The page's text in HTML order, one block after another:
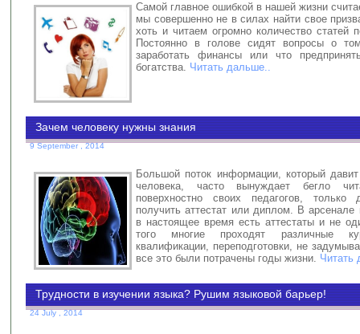
Самой главное ошибкой в нашей жизни
мы совершенно не в силах найти свое
хоть и читаем огромно количество статей
Постоянно в голове сидят вопросы о
заработать финансы или что
богатства. Читать дальше..
Зачем человеку нужны знания
9 September , 2014
Большой поток информации, который
человека, часто вынуждает бегло
поверхностно своих педагогов,
получить аттестат или диплом. В арсенале
в настоящее время есть аттестаты и не
того многие проходят различные
квалификации, переподготовки, не
все это были потрачены годы жизни. Читать
Трудности в изучении языка? Рушим языковой барьер!
24 July , 2014